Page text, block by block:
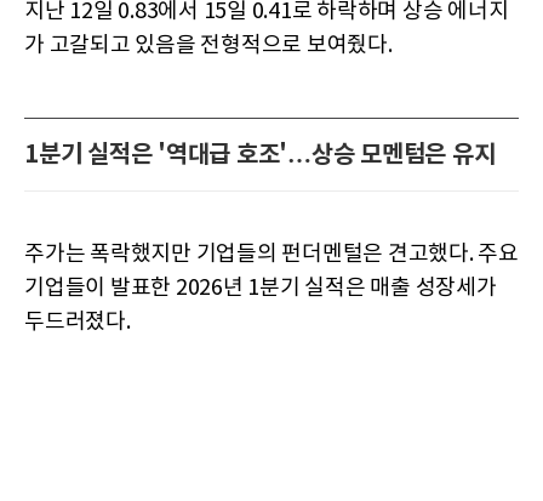
지난 12일 0.83에서 15일 0.41로 하락하며 상승 에너지
가 고갈되고 있음을 전형적으로 보여줬다.
1분기 실적은 '역대급 호조'…상승 모멘텀은 유지
주가는 폭락했지만 기업들의 펀더멘털은 견고했다. 주요
기업들이 발표한 2026년 1분기 실적은 매출 성장세가
두드러졌다.